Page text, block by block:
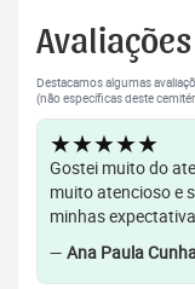
Destacamos algumas
(não específicas deste
★★★★★
Gostei muito do
muito atencioso e
minhas
— Ana Paula